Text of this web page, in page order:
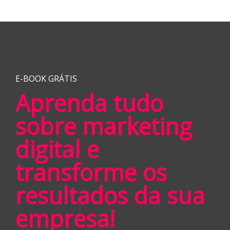
E-BOOK GRÁTIS
Aprenda tudo
sobre marketing
digital e
transforme os
resultados da sua
empresa!